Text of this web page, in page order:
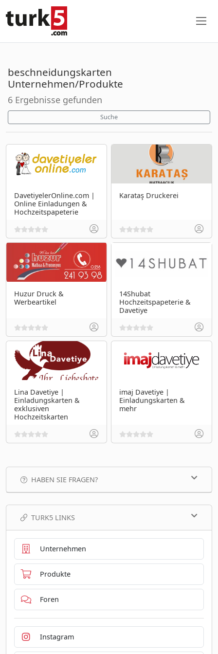
beschneidungskarten
Unternehmen/Produkte
6 Ergebnisse gefunden
Suche
DavetiyelerOnline.com |
Online Einladungen &
Hochzeitspapeterie
Karataş Druckerei
Huzur Druck &
Werbeartikel
14Shubat
Hochzeitspapeterie &
Davetiye
Lina Davetiye |
Einladungskarten &
exklusiven
Hochzeitskarten
imaj Davetiye |
Einladungskarten &
mehr
HABEN SIE FRAGEN?
TURK5 LINKS
Unternehmen
Produkte
Foren
Instagram